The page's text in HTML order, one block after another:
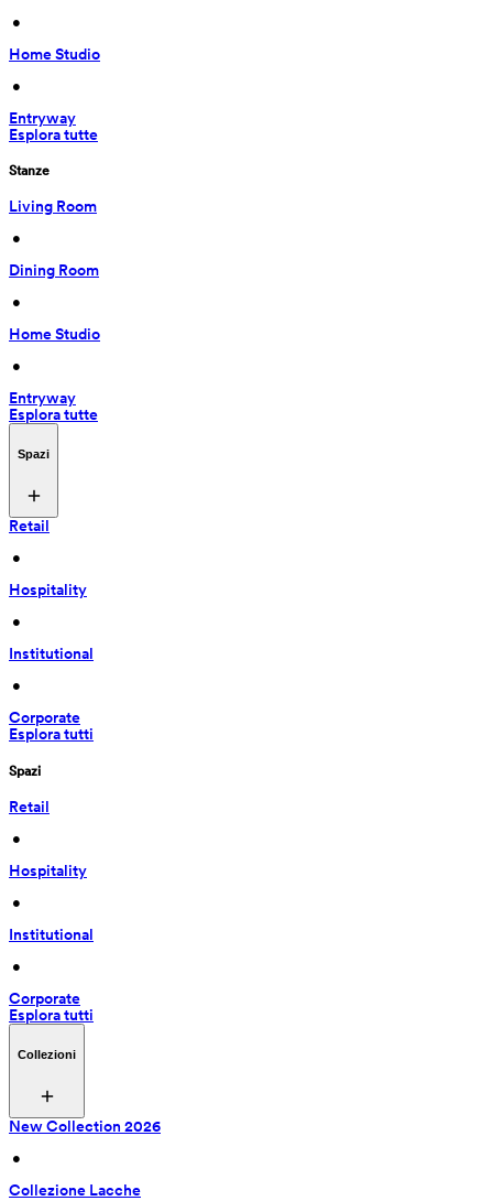
•
Home Studio
•
Entryway
Esplora tutte
Stanze
Living Room
•
Dining Room
•
Home Studio
•
Entryway
Esplora tutte
Spazi
Retail
•
Hospitality
•
Institutional
•
Corporate
Esplora tutti
Spazi
Retail
•
Hospitality
•
Institutional
•
Corporate
Esplora tutti
Collezioni
New Collection 2026
•
Collezione Lacche